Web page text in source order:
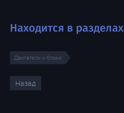
Находится в разделах
Двигатели и блоки
Назад